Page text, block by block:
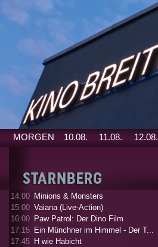
MORGEN 10.08. 11.08. 12.08.
14:00 Minions & Monsters
15:00 Vaiana (Live-Action)
16:00 Paw Patrol: Der Dino Film
17:15 Ein Münchner im Himmel - Der T...
17:45 H wie Habicht